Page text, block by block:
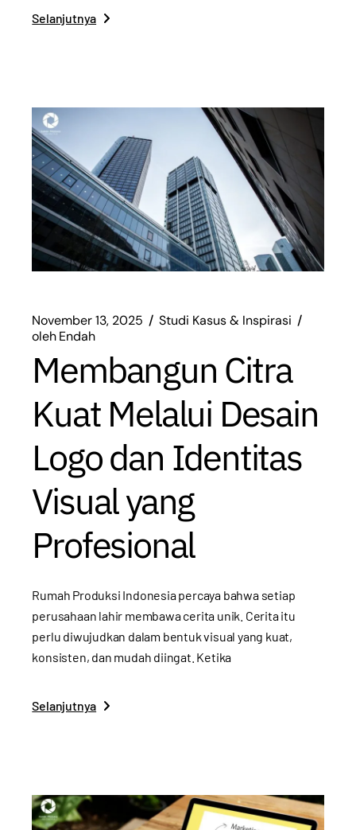
Selanjutnya
November 13, 2025
Studi Kasus & Inspirasi
olehEndah
Membangun Citra
Kuat Melalui Desain
Logo dan Identitas
Visual yang
Profesional
Rumah Produksi Indonesia percaya bahwa setiap
perusahaan lahir membawa cerita unik. Cerita itu
perlu diwujudkan dalam bentuk visual yang kuat,
konsisten, dan mudah diingat. Ketika
Selanjutnya